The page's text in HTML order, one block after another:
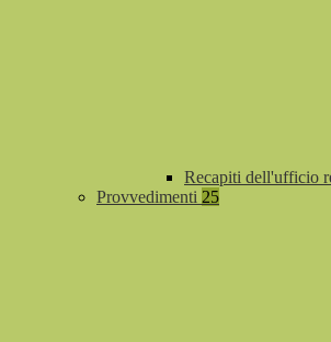
Recapiti dell'ufficio
Provvedimenti 25